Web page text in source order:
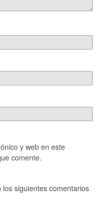
y web en este
comente.
siguientes comentarios